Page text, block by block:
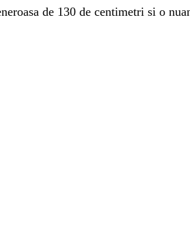
de 130 de centimetri si o